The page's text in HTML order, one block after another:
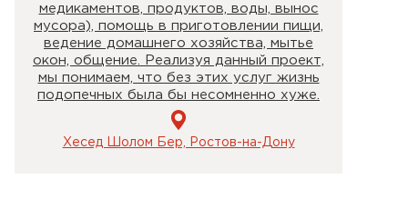
медикаментов, продуктов, воды, вынос
мусора), помощь в приготовлении пищи,
ведение домашнего хозяйства, мытье
окон, общение. Реализуя данный проект,
мы понимаем, что без этих услуг жизнь
подопечных была бы несомненно хуже.
Хесед Шолом Бер, Ростов-на-Дону